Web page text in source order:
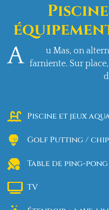
A
u Mas, on
farniente. Sur
Piscine et jeux
Golf Putting /
Table de ping-pong
TV